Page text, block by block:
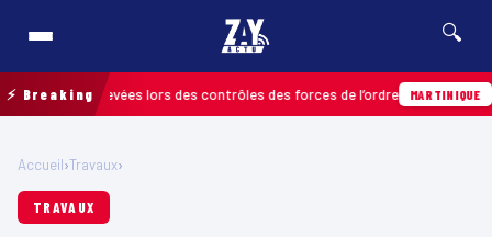
🔍
⚡ Breakingrelevées lors des contrôles des forces de l’ordre MARTINIQUE 04/
Accueil›Travaux›
TRAVAUX